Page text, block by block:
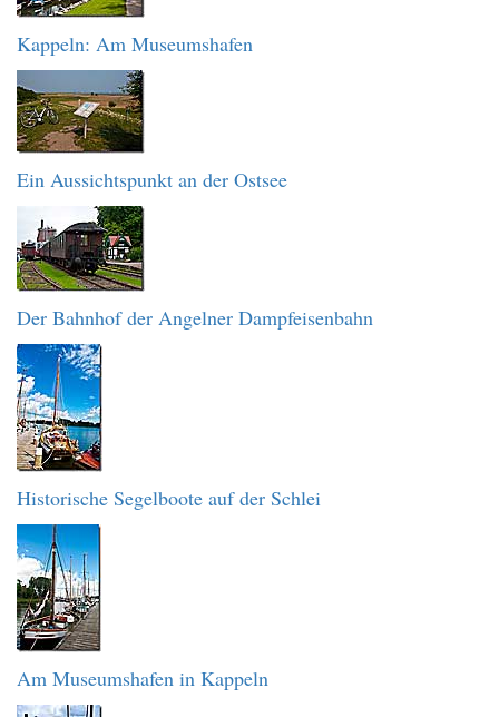
Kappeln: Am Museumshafen
Ein Aussichtspunkt an der Ostsee
Der Bahnhof der Angelner Dampfeisenbahn
Historische Segelboote auf der Schlei
Am Museumshafen in Kappeln